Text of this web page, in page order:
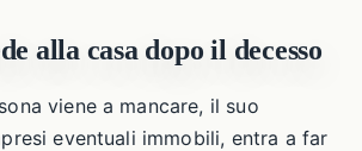
alla casa dopo il decesso
viene a mancare, il suo
eventuali immobili, entra a far